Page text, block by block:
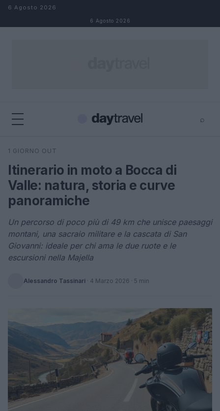
Salta al contenuto
6 Agosto 2026
6 Agosto 2026
⌕
Cerca
1 GIORNO OUT
Itinerario in moto a Bocca di
Valle: natura, storia e curve
panoramiche
Un percorso di poco più di 49 km che unisce paesaggi
montani, una sacraio militare e la cascata di San
Giovanni: ideale per chi ama le due ruote e le
escursioni nella Majella
Alessandro Tassinari · 4 Marzo 2026 · 5 min